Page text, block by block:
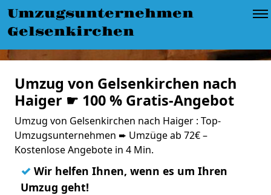
Umzugsunternehmen
Gelsenkirchen
Umzug von Gelsenkirchen nach
Haiger ☛ 100 % Gratis-Angebot
Umzug von Gelsenkirchen nach Haiger : Top-
Umzugsunternehmen ➨ Umzüge ab 72€ –
Kostenlose Angebote in 4 Min.
✓ Wir helfen Ihnen, wenn es um Ihren
Umzug geht!